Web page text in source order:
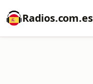
Radios.com.es